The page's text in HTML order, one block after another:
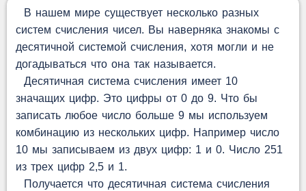
В нашем мире существует несколько разных
систем счисления чисел. Вы наверняка знакомы с
десятичной системой счисления, хотя могли и не
догадываться что она так называется.
Десятичная система счисления имеет 10
значащих цифр. Это цифры от 0 до 9. Что бы
записать любое число больше 9 мы используем
комбинацию из нескольких цифр. Например число
10 мы записываем из двух цифр: 1 и 0. Число 251
из трех цифр 2,5 и 1.
Получается что десятичная система счисления